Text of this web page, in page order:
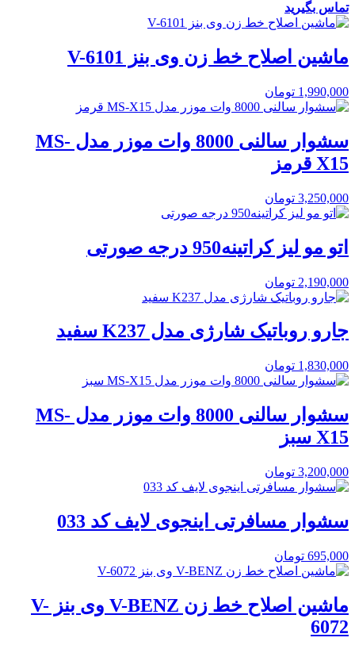
تماس بگیرید
ماشین اصلاح خط زن وی بنز V-6101
1,990,000 تومان
سشوار سالنی 8000 وات موزر مدل MS-
X15 قرمز
3,250,000 تومان
اتو مو لیز کراتینه950 درجه صورتی
2,190,000 تومان
جارو روباتیک شارژی مدل K237 سفید
1,830,000 تومان
سشوار سالنی 8000 وات موزر مدل MS-
X15 سبز
3,200,000 تومان
سشوار مسافرتی اینجوی لایف کد 033
695,000 تومان
ماشین اصلاح خط زن V-BENZ وی بنز V-
6072